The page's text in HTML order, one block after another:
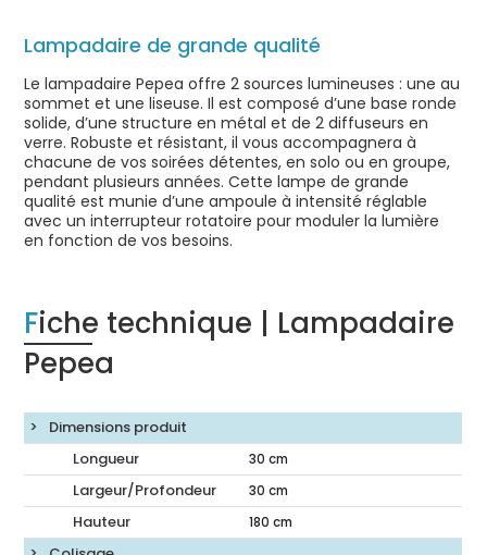
Lampadaire de grande qualité
Le lampadaire Pepea offre 2 sources lumineuses : une au
sommet et une liseuse. Il est composé d’une base ronde
solide, d’une structure en métal et de 2 diffuseurs en
verre. Robuste et résistant, il vous accompagnera à
chacune de vos soirées détentes, en solo ou en groupe,
pendant plusieurs années. Cette lampe de grande
qualité est munie d’une ampoule à intensité réglable
avec un interrupteur rotatoire pour moduler la lumière
en fonction de vos besoins.
Fiche technique | Lampadaire
Pepea
Dimensions produit
Longueur
30 cm
Largeur/Profondeur 30 cm
Hauteur 180 cm